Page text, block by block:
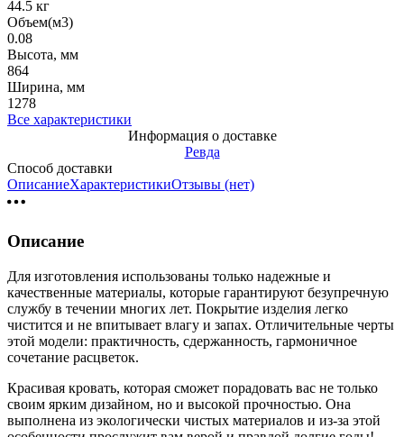
44.5 кг
Объем(м3)
0.08
Высота, мм
864
Ширина, мм
1278
Все характеристики
Информация о доставке
Ревда
Способ доставки
ОписаниеХарактеристикиОтзывы (нет)
Описание
Для изготовления использованы только надежные и
качественные материалы, которые гарантируют безупречную
службу в течении многих лет. Покрытие изделия легко
чистится и не впитывает влагу и запах. Отличительные черты
этой модели: практичность, сдержанность, гармоничное
сочетание расцветок.
Красивая кровать, которая сможет порадовать вас не только
своим ярким дизайном, но и высокой прочностью. Она
выполнена из экологически чистых материалов и из-за этой